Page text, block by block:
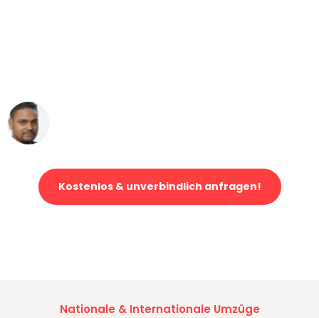
Kostenlos & unverbindlich anfragen!
Nationale & Internationale Umzüge